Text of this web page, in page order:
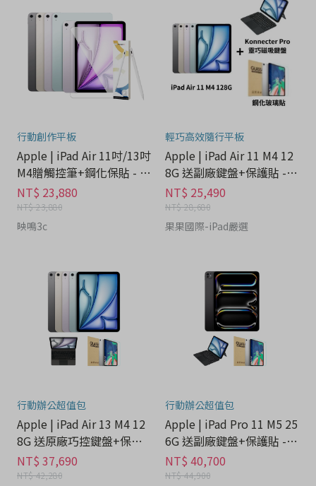
行動創作平板
Apple | iPad Air 11吋/13吋
M4贈觸控筆+鋼化保貼 - 3
C科技分期
NT$ 23,880
NT$ 23,880
映鳴3c
輕巧高效隨行平板
Apple | iPad Air 11 M4 12
8G 送副廠鍵盤+保護貼 - 3
C科技分期
NT$ 25,490
NT$ 28,680
果果國際-iPad嚴選
行動辦公超值包
Apple | iPad Air 13 M4 12
8G 送原廠巧控鍵盤+保護
貼 - 3C科技分期
NT$ 37,690
NT$ 42,280
行動辦公超值包
Apple | iPad Pro 11 M5 25
6G 送副廠鍵盤+保護貼 - 3
C科技分期
NT$ 40,700
NT$ 44,900